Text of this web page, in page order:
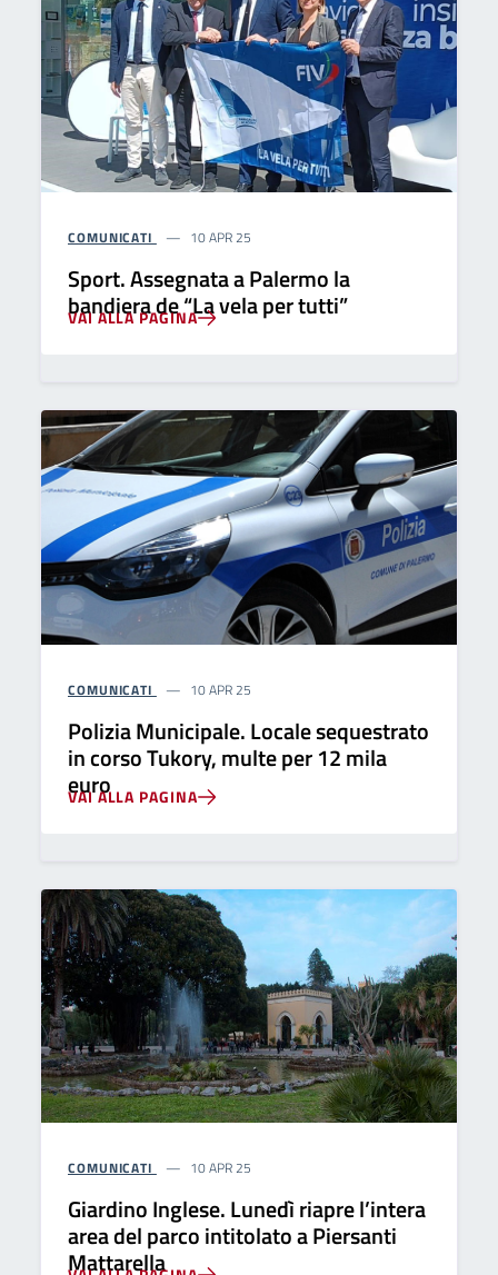
COMUNICATI 10 APR 25
Sport. Assegnata a Palermo la
bandiera de “La vela per tutti”
VAI ALLA PAGINA
COMUNICATI 10 APR 25
Polizia Municipale. Locale sequestrato
in corso Tukory, multe per 12 mila
euro
VAI ALLA PAGINA
COMUNICATI 10 APR 25
Giardino Inglese. Lunedì riapre l’intera
area del parco intitolato a Piersanti
Mattarella